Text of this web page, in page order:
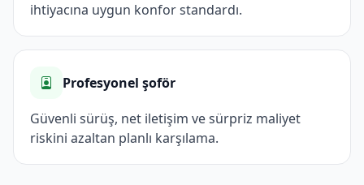
ihtiyacına uygun konfor standardı.
Profesyonel şoför
Güvenli sürüş, net iletişim ve sürpriz maliyet
riskini azaltan planlı karşılama.